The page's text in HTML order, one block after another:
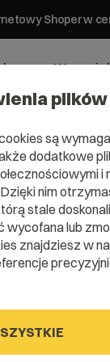
Shoper w
Wsparcie
są
dodatkowe
i
nim
stale
wycofana lub
znajdziesz w